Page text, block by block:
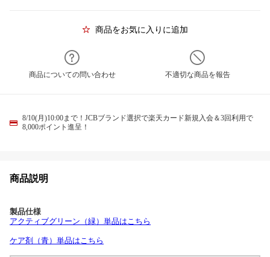
商品をお気に入りに追加
商品についての問い合わせ 不適切な商品を報告
8/10(月)10:00まで！JCBブランド選択で楽天カード新規入会＆3回利用で
8,000ポイント進呈！
商品説明
製品仕様
アクティブグリーン（緑）単品はこちら
ケア剤（青）単品はこちら